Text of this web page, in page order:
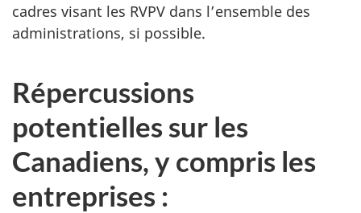
cadres visant les RVPV dans l’ensemble des
administrations, si possible.
Répercussions
potentielles sur les
Canadiens, y compris les
entreprises :